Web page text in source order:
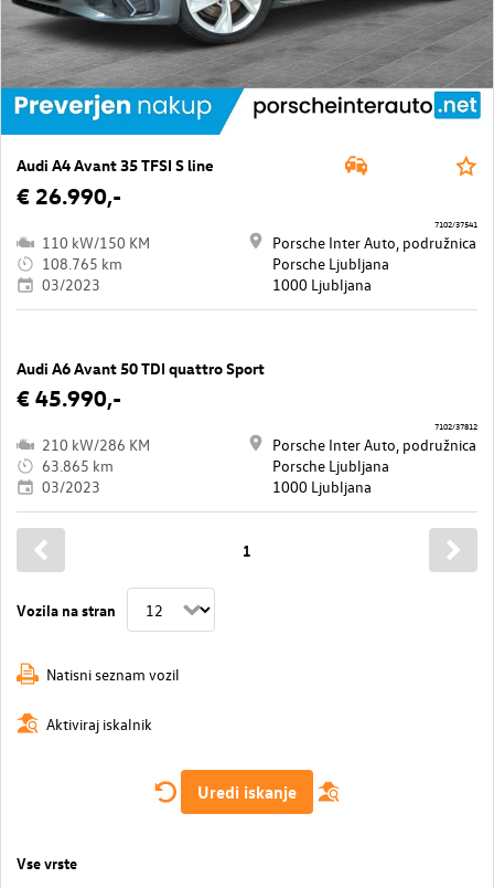
Audi A4 Avant 35 TFSI S line
€ 26.990,-
110 kW/150 KM
108.765 km
03/2023
Porsche Inter Auto, podružnica
Porsche Ljubljana
1000 Ljubljana
7102/37541
Audi A6 Avant 50 TDI quattro Sport
€ 45.990,-
210 kW/286 KM
63.865 km
03/2023
Porsche Inter Auto, podružnica
Porsche Ljubljana
1000 Ljubljana
7102/37812
Vozila na stran
1
Natisni seznam vozil
Aktiviraj iskalnik
Uredi iskanje
Vse vrste